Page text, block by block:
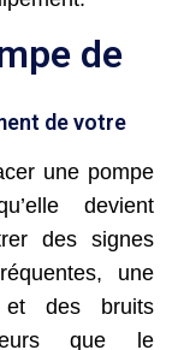
de
de votre
une pompe
devient
des signes
une
et des bruits
que le